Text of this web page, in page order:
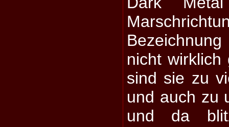
nicht wirklich
sind sie zu
und auch zu
und da